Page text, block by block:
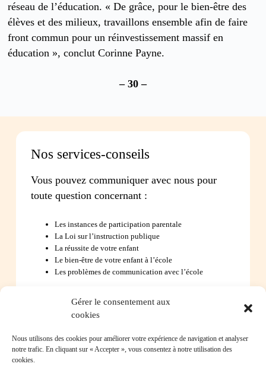
Gérer le consentement aux
cookies
Nous utilisons des cookies pour améliorer votre expérience de navigation et analyser
notre trafic. En cliquant sur « Accepter », vous consentez à notre utilisation des
cookies.
réseau de l’éducation. « De grâce, pour le bien-être des
élèves et des milieux, travaillons ensemble afin de faire
front commun pour un réinvestissement massif en
éducation », conclut Corinne Payne.
– 30 –
Nos services-conseils
Vous pouvez communiquer avec nous pour
toute question concernant :
Les instances de participation parentale
La Loi sur l’instruction publique
La réussite de votre enfant
Le bien-être de votre enfant à l’école
Les problèmes de communication avec l’école
Contactez-nous
Foire aux questions